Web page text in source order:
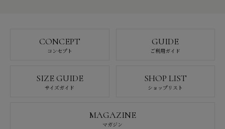
CONCEPT
コンセプト
GUIDE
ご利用ガイド
SIZE GUIDE
サイズガイド
SHOP LIST
ショップリスト
MAGAZINE
マガジン